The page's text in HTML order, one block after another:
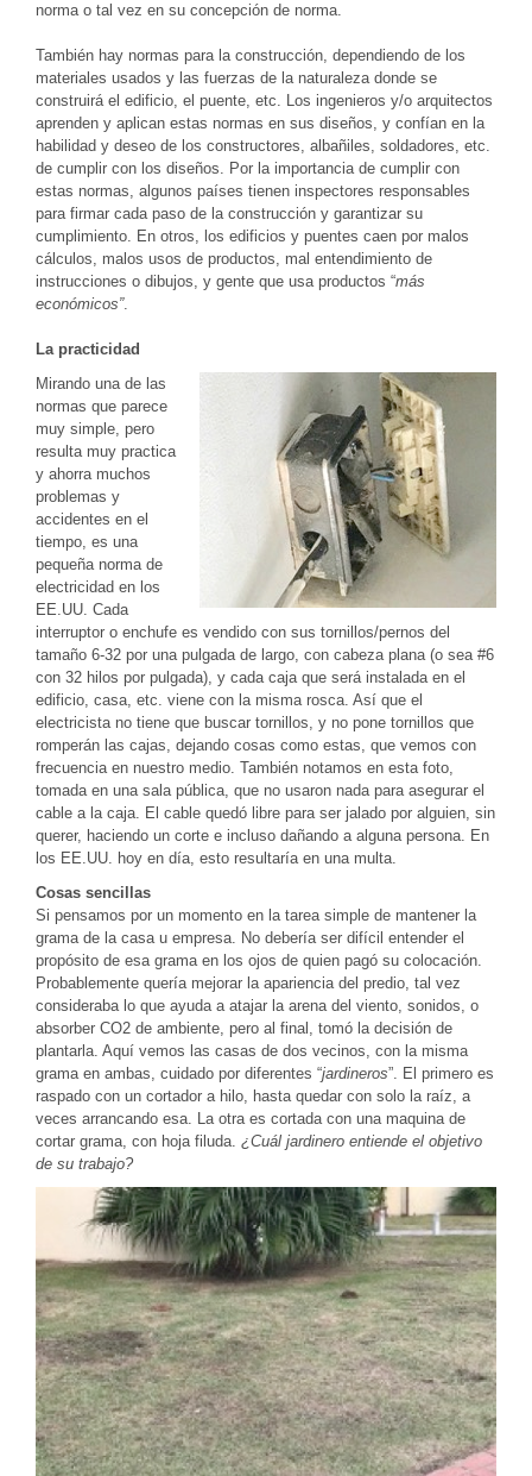
norma o tal vez en su concepción de norma.
También hay normas para la construcción, dependiendo de los
materiales usados y las fuerzas de la naturaleza donde se
construirá el edificio, el puente, etc. Los ingenieros y/o arquitectos
aprenden y aplican estas normas en sus diseños, y confían en la
habilidad y deseo de los constructores, albañiles, soldadores, etc.
de cumplir con los diseños. Por la importancia de cumplir con
estas normas, algunos países tienen inspectores responsables
para firmar cada paso de la construcción y garantizar su
cumplimiento. En otros, los edificios y puentes caen por malos
cálculos, malos usos de productos, mal entendimiento de
instrucciones o dibujos, y gente que usa productos “más
económicos”.
La practicidad
Mirando una de las
normas que parece
muy simple, pero
resulta muy practica
y ahorra muchos
problemas y
accidentes en el
tiempo, es una
pequeña norma de
electricidad en los
EE.UU. Cada
interruptor o enchufe es vendido con sus tornillos/pernos del
tamaño 6-32 por una pulgada de largo, con cabeza plana (o sea #6
con 32 hilos por pulgada), y cada caja que será instalada en el
edificio, casa, etc. viene con la misma rosca. Así que el
electricista no tiene que buscar tornillos, y no pone tornillos que
romperán las cajas, dejando cosas como estas, que vemos con
frecuencia en nuestro medio. También notamos en esta foto,
tomada en una sala pública, que no usaron nada para asegurar el
cable a la caja. El cable quedó libre para ser jalado por alguien, sin
querer, haciendo un corte e incluso dañando a alguna persona. En
los EE.UU. hoy en día, esto resultaría en una multa.
Cosas sencillas
Si pensamos por un momento en la tarea simple de mantener la
grama de la casa u empresa. No debería ser difícil entender el
propósito de esa grama en los ojos de quien pagó su colocación.
Probablemente quería mejorar la apariencia del predio, tal vez
consideraba lo que ayuda a atajar la arena del viento, sonidos, o
absorber CO2 de ambiente, pero al final, tomó la decisión de
plantarla. Aquí vemos las casas de dos vecinos, con la misma
grama en ambas, cuidado por diferentes “jardineros”. El primero es
raspado con un cortador a hilo, hasta quedar con solo la raíz, a
veces arrancando esa. La otra es cortada con una maquina de
cortar grama, con hoja filuda. ¿Cuál jardinero entiende el objetivo
de su trabajo?